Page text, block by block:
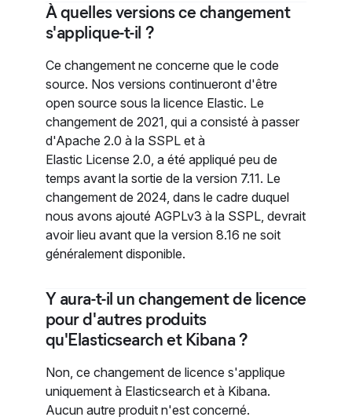
À quelles versions ce changement
s'applique-t-il ?
Ce changement ne concerne que le code
source. Nos versions continueront d'être
open source sous la licence Elastic. Le
changement de 2021, qui a consisté à passer
d'Apache 2.0 à la SSPL et à
Elastic License 2.0, a été appliqué peu de
temps avant la sortie de la version 7.11. Le
changement de 2024, dans le cadre duquel
nous avons ajouté AGPLv3 à la SSPL, devrait
avoir lieu avant que la version 8.16 ne soit
généralement disponible.
Y aura-t-il un changement de licence
pour d'autres produits
qu'Elasticsearch et Kibana ?
Non, ce changement de licence s'applique
uniquement à Elasticsearch et à Kibana.
Aucun autre produit n'est concerné.